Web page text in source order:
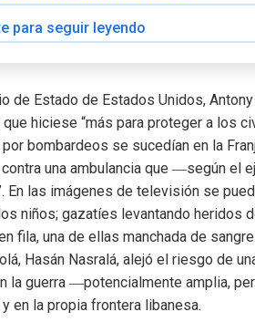
para seguir leyendo
de Estado de Estados Unidos,
que hiciese “más para proteger a los
bombardeos se sucedían en la
una ambulancia que ―según el
En las imágenes de televisión se
niños; gazatíes levantando heridos
fila, una de ellas manchada de
Hasán Nasralá, alejó el riesgo de
la guerra ―potencialmente amplia,
en la propia frontera libanesa.